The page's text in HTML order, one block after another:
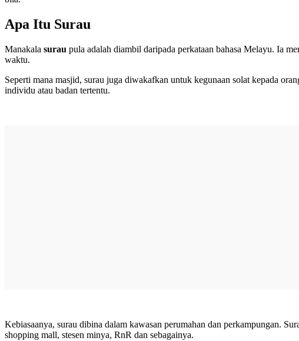
Apa Itu Surau
Manakala surau pula adalah diambil daripada perkataan bahasa Melayu. Ia
waktu.
Seperti mana masjid, surau juga diwakafkan untuk kegunaan solat kepada
individu atau badan tertentu.
Kebiasaanya, surau dibina dalam kawasan perumahan dan perkampungan.
shopping mall, stesen minya, RnR dan sebagainya.